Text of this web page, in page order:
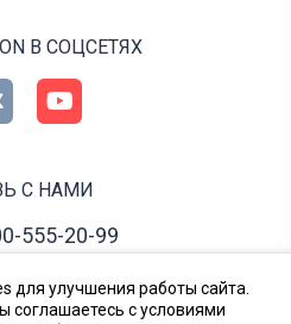
В СОЦСЕТЯХ
С НАМИ
555-20-99
контакты
для улучшения работы сайта.
соглашаетесь с условиями